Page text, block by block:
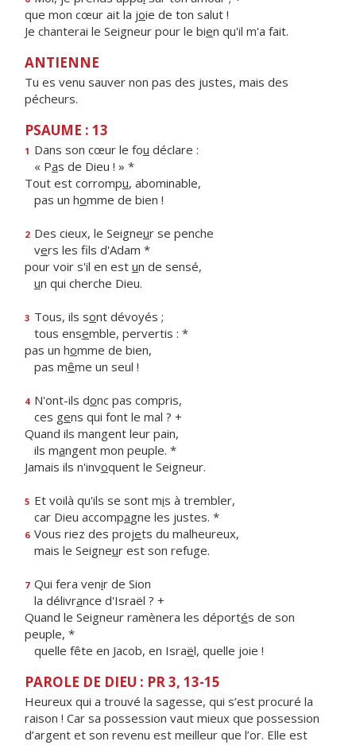
que mon cœur ait la joie de ton salut !
Je chanterai le Seigneur pour le bien qu'il m'a fait.
ANTIENNE
Tu es venu sauver non pas des justes, mais des
pécheurs.
PSAUME : 13
1 Dans son cœur le fou déclare :
« Pas de Dieu ! » *
Tout est corrompu, abominable,
pas un homme de bien !
2 Des cieux, le Seigneur se penche
vers les fils d'Adam *
pour voir s'il en est un de sensé,
un qui cherche Dieu.
3 Tous, ils sont dévoyés ;
tous ensemble, pervertis : *
pas un homme de bien,
pas même un seul !
4 N'ont-ils donc pas compris,
ces gens qui font le mal ? +
Quand ils mangent leur pain,
ils mangent mon peuple. *
Jamais ils n'invoquent le Seigneur.
5 Et voilà qu'ils se sont mis à trembler,
car Dieu accompagne les justes. *
6 Vous riez des projets du malheureux,
mais le Seigneur est son refuge.
7 Qui fera venir de Sion
la délivrance d'Israël ? +
Quand le Seigneur ramènera les déportés de son
peuple, *
quelle fête en Jacob, en Israël, quelle joie !
PAROLE DE DIEU : PR 3, 13-15
Heureux qui a trouvé la sagesse, qui s’est procuré la
raison ! Car sa possession vaut mieux que possession
d’argent et son revenu est meilleur que l’or. Elle est